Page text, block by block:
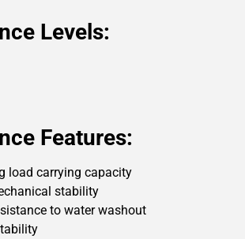
Levels:
Features:
load carrying capacity
stability
to water washout